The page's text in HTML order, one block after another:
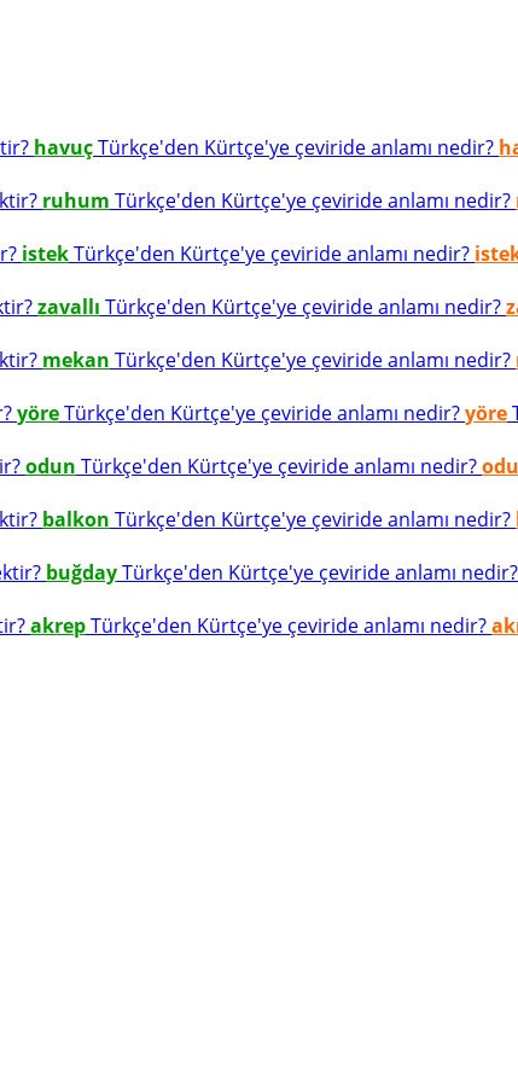
havuçTürkçe'den Kürtçe'ye çeviride anlamı nedir?
ruhum Türkçe'den Kürtçe'ye çeviride anlamı nedir?
istekTürkçe'den Kürtçe'ye çeviride anlamı nedir?
zavallı Türkçe'den Kürtçe'ye çeviride anlamı nedir?
mekan Türkçe'den Kürtçe'ye çeviride anlamı nedir?
yöreTürkçe'den Kürtçe'ye çeviride anlamı nedir?yöre
odun Türkçe'den Kürtçe'ye çeviride anlamı nedir?
balkon Türkçe'den Kürtçe'ye çeviride anlamı nedir?
buğdayTürkçe'den Kürtçe'ye çeviride anlamı nedir?
akrepTürkçe'den Kürtçe'ye çeviride anlamı nedir?